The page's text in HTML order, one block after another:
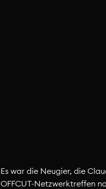
Es war die Neugier, die
OFFCUT-Netzwerktreffen